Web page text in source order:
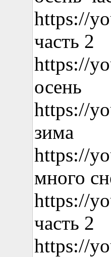
https://
часть 2
https://
осень
https://
зима
https://
много
https://
часть 2
https://